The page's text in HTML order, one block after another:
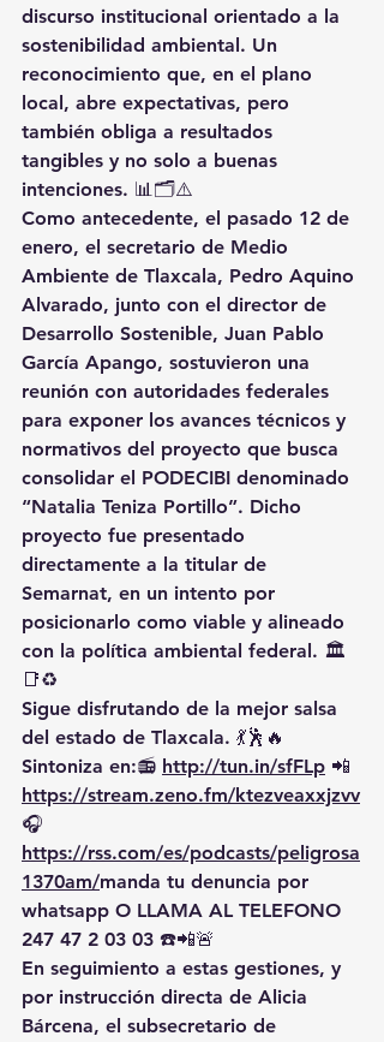
discurso institucional orientado a la
sostenibilidad ambiental. Un
reconocimiento que, en el plano
local, abre expectativas, pero
también obliga a resultados
tangibles y no solo a buenas
intenciones. 📊🗂️⚠️
Como antecedente, el pasado 12 de
enero, el secretario de Medio
Ambiente de Tlaxcala, Pedro Aquino
Alvarado, junto con el director de
Desarrollo Sostenible, Juan Pablo
García Apango, sostuvieron una
reunión con autoridades federales
para exponer los avances técnicos y
normativos del proyecto que busca
consolidar el PODECIBI denominado
“Natalia Teniza Portillo”. Dicho
proyecto fue presentado
directamente a la titular de
Semarnat, en un intento por
posicionarlo como viable y alineado
con la política ambiental federal. 🏛️
📑♻️
Sigue disfrutando de la mejor salsa
del estado de Tlaxcala. 💃🕺🔥
Sintoniza en:📻 http://tun.in/sfFLp 📲
https://stream.zeno.fm/ktezveaxxjzvv
🎧
https://rss.com/es/podcasts/peligrosa
1370am/manda tu denuncia por
whatsapp O LLAMA AL TELEFONO
247 47 2 03 03 ☎️📲🚨
En seguimiento a estas gestiones, y
por instrucción directa de Alicia
Bárcena, el subsecretario de